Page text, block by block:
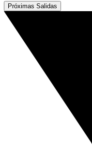
Próximas Salidas